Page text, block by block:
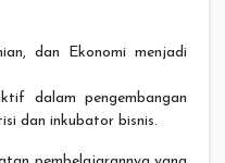
dan Ekonomi menjadi
dalam pengembangan
dan inkubator bisnis.